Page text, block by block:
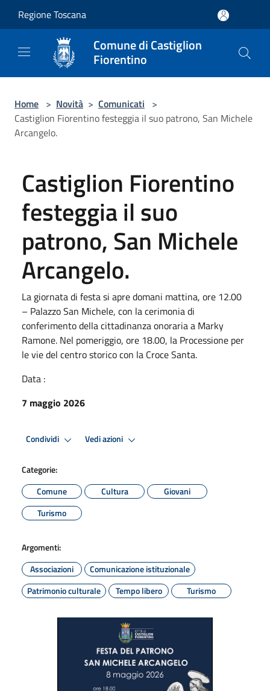
Regione Toscana
Comune di Castiglion
Fiorentino
Home > Novità > Comunicati >
Castiglion Fiorentino festeggia il suo patrono, San Michele
Arcangelo.
Castiglion Fiorentino
festeggia il suo
patrono, San Michele
Arcangelo.
La giornata di festa si apre domani mattina, ore 12.00
– Palazzo San Michele, con la cerimonia di
conferimento della cittadinanza onoraria a Marky
Ramone. Nel pomeriggio, ore 18.00, la Processione per
le vie del centro storico con la Croce Santa.
Data :
7 maggio 2026
Condividi Vedi azioni
Categorie:
Comune
Cultura
Giovani
Turismo
Argomenti:
Associazioni
Comunicazione istituzionale
Patrimonio culturale
Tempo libero Turismo